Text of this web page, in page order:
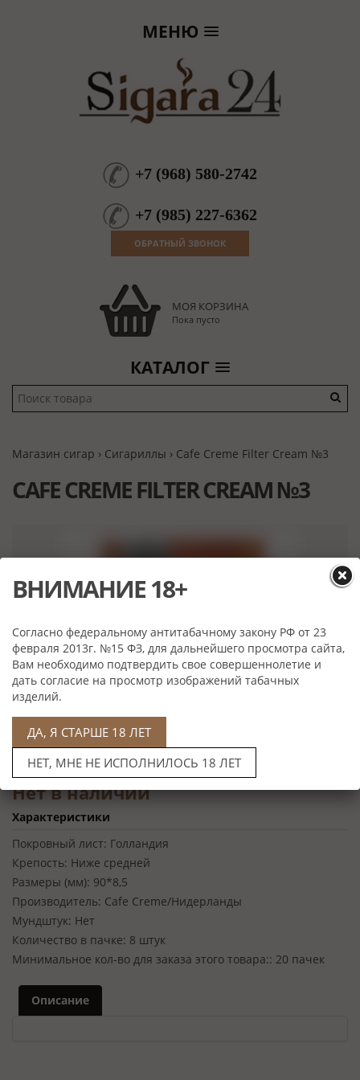
МЕНЮ
+7 (968) 580-2742
+7 (985) 227-6362
ОБРАТНЫЙ ЗВОНОК
МОЯ КОРЗИНА
Пока пусто
КАТАЛОГ
Магазин сигар › Сигариллы › Cafe Creme Filter Cream №3
CAFE CREME FILTER CREAM №3
Нет в наличии
Характеристики
Покровный лист: Голландия
Крепость: Ниже средней
Размеры (мм): 90*8,5
Производитель: Cafe Creme/Нидерланды
Мундштук: Нет
Количество в пачке: 8 штук
Минимальное кол-во для заказа этого товара:: 20 пачек
Описание
ВНИМАНИЕ 18+
Согласно федеральному антитабачному закону РФ от 23
февраля 2013г. №15 ФЗ, для дальнейшего просмотра сайта,
Вам необходимо подтвердить свое совершеннолетие и
дать согласие на просмотр изображений табачных
изделий.
ДА, Я СТАРШЕ 18 ЛЕТ
НЕТ, МНЕ НЕ ИСПОЛНИЛОСЬ 18 ЛЕТ